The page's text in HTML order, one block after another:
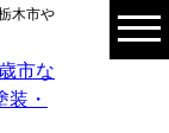
木市や